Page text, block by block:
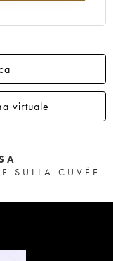
virtuale
SULLA CUVÉE